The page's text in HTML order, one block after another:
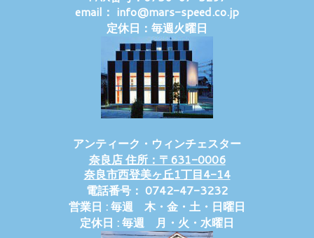
email： info@mars-speed.co.jp
定休日：毎週火曜日
アンティーク・ウィンチェスター
奈良店 住所：〒631-0006
奈良市西登美ヶ丘1丁目4-14
電話番号： 0742-47-3232
営業日 : 毎週 木・金・土・日曜日
定休日 : 毎週 月・火・水曜日